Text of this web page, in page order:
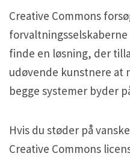
Creative Commons
finde en løsning, der
udøvende kunstnere at
begge systemer byder
Hvis du støder på
Creative Commons